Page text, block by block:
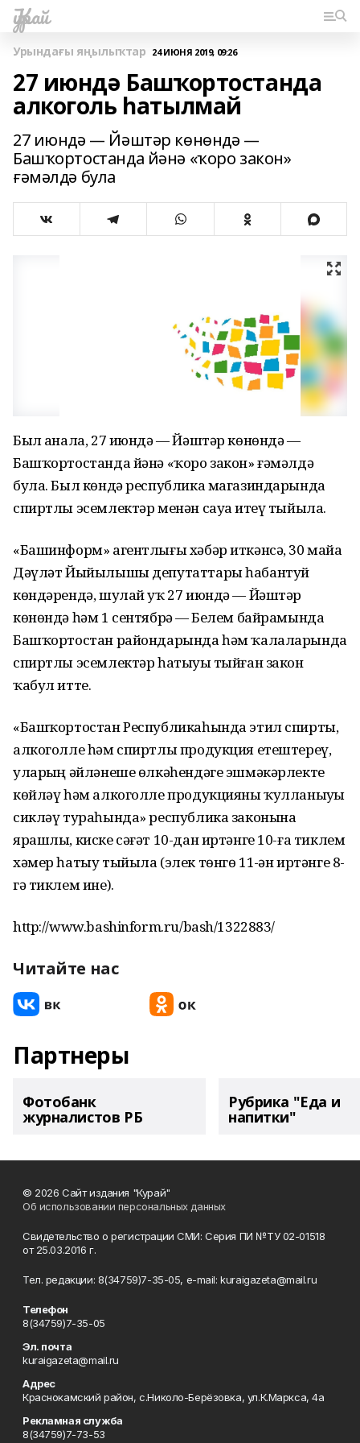
Ҡурай
Урындағы яңылыҡтар 24 ИЮНЯ 2019, 09:26
27 июндә Башҡортостанда
алкоголь һатылмай
27 июндә — Йәштәр көнөндә —
Башҡортостанда йәнә «ҡоро закон»
ғәмәлдә була
Был аҙнала, 27 июндә — Йәштәр көнөндә —
Башҡортостанда йәнә «ҡоро закон» ғәмәлдә
була. Был көндә республика магазиндарында
спиртлы эсемлектәр менән сауҙа итеү тыйыла.
«Башинформ» агентлығы хәбәр иткәнсә, 30 майҙа
Дәүләт Йыйылышы депутаттары һабантуй
көндәрендә, шулай уҡ 27 июндә — Йәштәр
көнөндә һәм 1 сентябрҙә — Белем байрамында
Башҡортостан райондарында һәм ҡалаларында
спиртлы эсемлектәр һатыуҙы тыйған закон
ҡабул итте.
«Башҡортостан Республикаһында этил спирты,
алкоголле һәм спиртлы продукция етештереү,
уларҙың әйләнеше өлкәһендәге эшмәкәрлекте
көйләү һәм алкоголле продукцияны ҡулланыуҙы
сикләү тураһында» республика законына
ярашлы, киске сәғәт 10-дан иртәнге 10-ға тиклем
хәмер һатыу тыйыла (элек төнгө 11-ҙән иртәнге 8-
гә тиклем ине).
http://www.bashinform.ru/bash/1322883/
Читайте нас
Партнеры
Фотобанк
журналистов РБ
Рубрика "Еда и
напитки"
© 2026 Сайт издания "Курай"
Об использовании персональных данных
Свидетельство о регистрации СМИ: Серия ПИ №ТУ 02-01518
от 25.03.2016 г.
Тел. редакции: 8(34759)7-35-05, e-mail: kuraigazeta@mail.ru
Телефон
8(34759)7-35-05
Эл. почта
kuraigazeta@mail.ru
Адрес
Краснокамский район, с.Николо-Берёзовка, ул.К.Маркса, 4а
Рекламная служба
8(34759)7-73-53